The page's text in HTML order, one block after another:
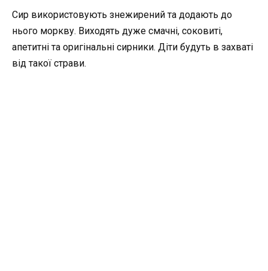
Сир використовують знежирений та додають до
нього моркву. Виходять дуже смачні, соковиті,
апетитні та оригінальні сирники. Діти будуть в захваті
від такої страви.